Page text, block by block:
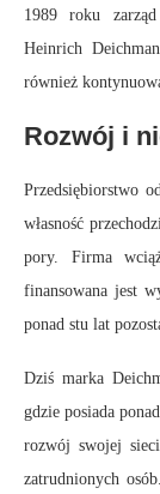
1989 roku
Heinrich
również
Rozwój i
Przedsiębiorstwo
własność
pory. Firma
finansowana jest
ponad stu lat
Dziś marka
gdzie posiada
rozwój swojej
zatrudnionych